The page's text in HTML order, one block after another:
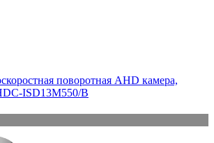
поворотная AHD камера,
ISD13M550/B